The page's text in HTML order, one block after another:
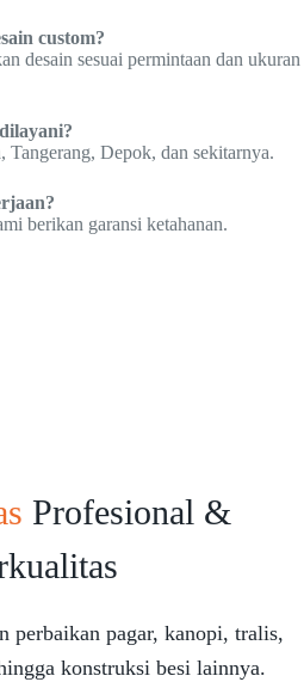
custom?
desain sesuai permintaan dan ukuran
Tangerang, Depok, dan sekitarnya.
berikan garansi ketahanan.
Profesional &
perbaikan pagar, kanopi, tralis,
konstruksi besi lainnya.